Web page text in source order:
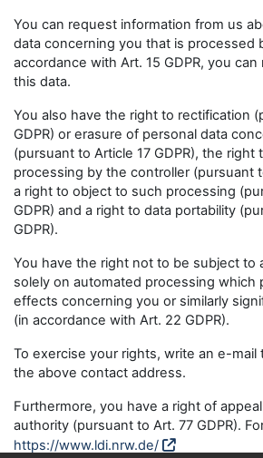
You can request information from us
data concerning you that is processed
accordance with Art. 15 GDPR, you
this data.
You also have the right to rectification
GDPR) or erasure of personal data
(pursuant to Article 17 GDPR), the right
processing by the controller (pursuant
a right to object to such processing
GDPR) and a right to data portability
GDPR).
You have the right not to be subject to
solely on automated processing which
effects concerning you or similarly
(in accordance with Art. 22 GDPR).
To exercise your rights, write an e-
the above contact address.
Furthermore, you have a right of
authority (pursuant to Art. 77 GDPR).
https://www.ldi.nrw.de/